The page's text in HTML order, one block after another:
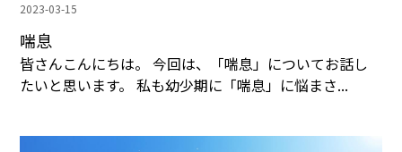
2023-03-15
喘息
皆さんこんにちは。 今回は、「喘息」についてお話し
たいと思います。 私も幼少期に「喘息」に悩まさ...